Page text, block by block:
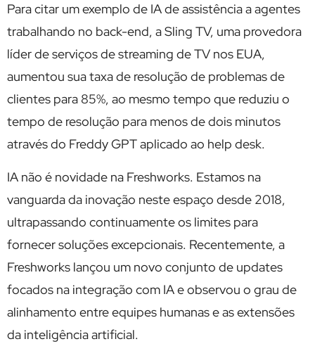
Para citar um exemplo de IA de assistência a agentes
trabalhando no back-end, a Sling TV, uma provedora
líder de serviços de streaming de TV nos EUA,
aumentou sua taxa de resolução de problemas de
clientes para 85%, ao mesmo tempo que reduziu o
tempo de resolução para menos de dois minutos
através do Freddy GPT aplicado ao help desk.
IA não é novidade na Freshworks. Estamos na
vanguarda da inovação neste espaço desde 2018,
ultrapassando continuamente os limites para
fornecer soluções excepcionais. Recentemente, a
Freshworks lançou um novo conjunto de updates
focados na integração com IA e observou o grau de
alinhamento entre equipes humanas e as extensões
da inteligência artificial.